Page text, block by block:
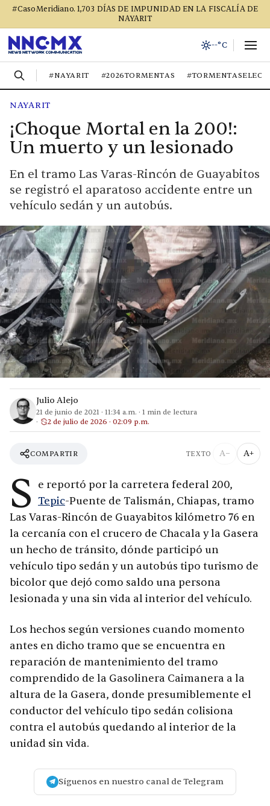
#CasoMeridiano. 1,703 DÍAS DE IMPUNIDAD EN LA FISCALÍA DE
NAYARIT
--°C
#NAYARIT #2026TORMENTAS
NAYARIT
¡Choque Mortal en la 200!:
Un muerto y un lesionado
En el tramo Las Varas-Rincón de Guayabitos
se registró el aparatoso accidente entre un
vehículo sedán y un autobús.
Julio Alejo
21 de junio de 2021 · 11:34 a.m. · 1 min de lectura
2 de julio de 2026 · 02:09 p.m.
COMPARTIR TEXTO A− A+
S
e reportó por la carretera federal 200,
Tepic-Puente de Talismán, Chiapas, tramo
Las Varas-Rincón de Guayabitos kilómetro 76 en
la cercanía con el crucero de Chacala y la Gasera
un hecho de tránsito, dónde participó un
vehículo tipo sedán y un autobús tipo turismo de
bicolor que dejó como saldo una persona
lesionada y una sin vida al interior del vehículo.
Los hechos según versiones cuando momento
antes en dicho tramo que se encuentra en
reparación de mantenimiento del tramo
comprendido de la Gasolinera Caimanera a la
altura de la Gasera, donde presumiblemente el
conductor del vehículo tipo sedán colisiona
contra el autobús quedando al interior de la
unidad sin vida.
Síguenos en nuestro canal de Telegram